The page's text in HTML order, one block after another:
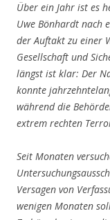
Über ein Jahr ist es
Uwe Bönhardt nach
der Auftakt zu einer
Gesellschaft und
längst ist klar: Der
konnte
während die
extrem rechten
Seit Monaten
Versagen von
wenigen Monaten